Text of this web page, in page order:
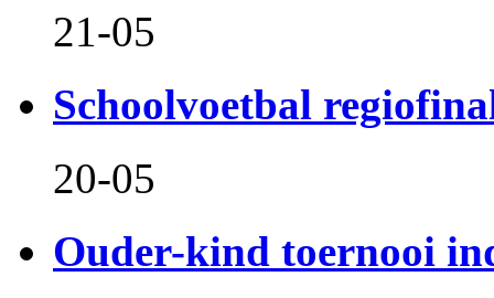
21-05
Schoolvoetbal
20-05
Ouder-kind toernooi